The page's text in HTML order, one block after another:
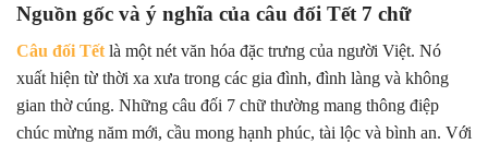
Nguồn gốc và ý nghĩa của câu đối Tết 7 chữ
Câu đối Tếtlà một nét văn hóa đặc trưng của người Việt. Nó
xuất hiện từ thời xa xưa trong các gia đình, đình làng và không
gian thờ cúng. Những câu đối 7 chữ thường mang thông điệp
chúc mừng năm mới, cầu mong hạnh phúc, tài lộc và bình an. Với